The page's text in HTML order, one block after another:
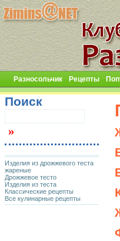
Разносольчик Рецепты
Поиск
Изделия из дрожжевого теста
жареные
Дрожжевое тесто
Изделия из теста
Классические рецепты
Все кулинарные рецепты